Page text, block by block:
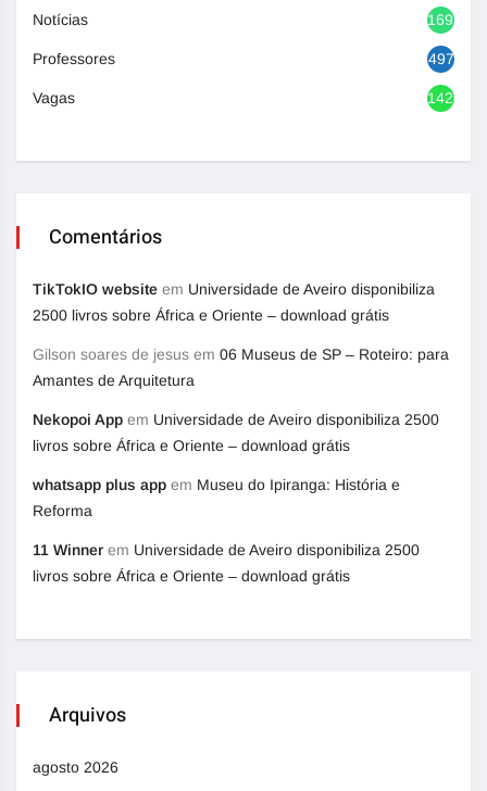
Notícias 1692
Professores 497
Vagas 1420
Comentários
TikTokIO website em Universidade de Aveiro disponibiliza
2500 livros sobre África e Oriente – download grátis
Gilson soares de jesus em 06 Museus de SP – Roteiro: para
Amantes de Arquitetura
Nekopoi App em Universidade de Aveiro disponibiliza 2500
livros sobre África e Oriente – download grátis
whatsapp plus app em Museu do Ipiranga: História e
Reforma
11 Winner em Universidade de Aveiro disponibiliza 2500
livros sobre África e Oriente – download grátis
Arquivos
agosto 2026